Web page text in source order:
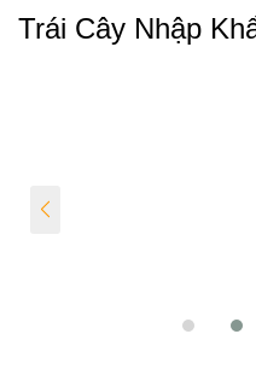
Trái Cây Nhập